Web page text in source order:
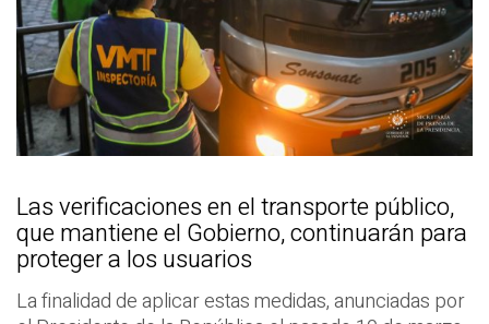
Las verificaciones en el transporte público,
que mantiene el Gobierno, continuarán para
proteger a los usuarios
La finalidad de aplicar estas medidas, anunciadas por